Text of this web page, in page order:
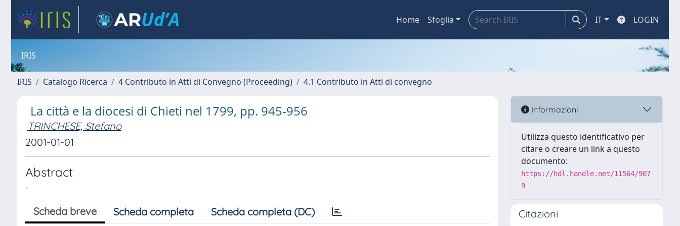
Home Sfoglia IT LOGIN
IRIS
IRIS Catalogo Ricerca 4 Contributo in Atti di Convegno (Proceeding) 4.1 Contributo in Atti di convegno
La città e la diocesi di Chieti nel 1799, pp. 945-956
TRINCHESE, Stefano
2001-01-01
Abstract
-
Scheda breve Scheda completa Scheda completa (DC)
Informazioni
Utilizza questo identificativo per
citare o creare un link a questo
documento:
https://hdl.handle.net/11564/907
9
Citazioni